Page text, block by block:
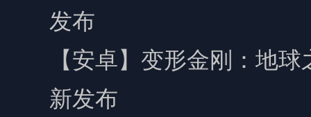
发布
【安卓】变形金刚：地
新发布